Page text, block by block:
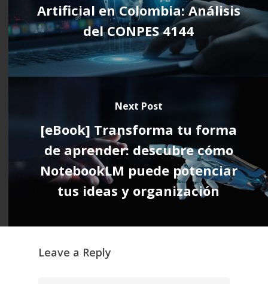
Artificial en Colombia: Análisis
del CONPES 4144
Next Post
[eBook] Transforma tu forma
de aprender: descubre cómo
NotebookLM puede potenciar
tus ideas y organización
Leave a Reply